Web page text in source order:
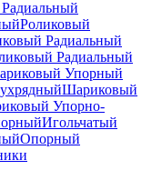
Роликовый
Радиальный
Радиальный
Упорный
Шариковый
Упорно-
Игольчатый
Опорный